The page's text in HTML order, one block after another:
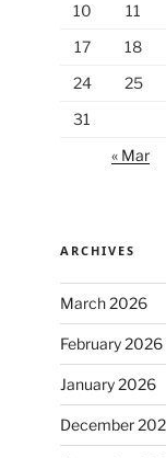
10
11
17
18
24
25
31
« Mar
ARCHIVES
March 2026
February 2026
January 2026
December